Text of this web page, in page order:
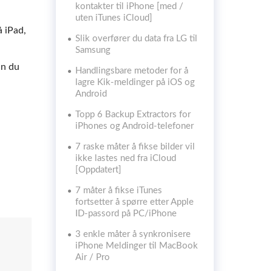
iPad,
du
kontakter til iPhone [med /
uten iTunes iCloud]
Slik overfører du data fra LG til
Samsung
Handlingsbare metoder for å
lagre Kik-meldinger på iOS og
Android
Topp 6 Backup Extractors for
iPhones og Android-telefoner
7 raske måter å fikse bilder vil
ikke lastes ned fra iCloud
[Oppdatert]
7 måter å fikse iTunes
fortsetter å spørre etter Apple
ID-passord på PC/iPhone
3 enkle måter å synkronisere
iPhone Meldinger til MacBook
Air / Pro